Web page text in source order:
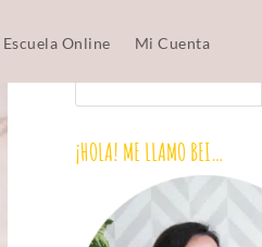
Escuela Online Mi Cuenta
¡HOLA! ME LLAMO BEI…